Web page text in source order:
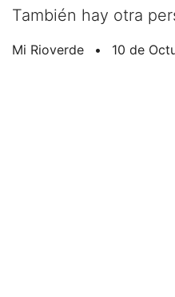
También hay otra
Mi Rioverde • 10 de